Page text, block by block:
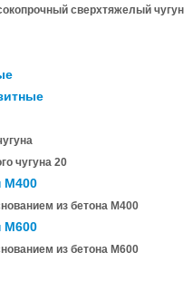
сверхтяжелый чугун
чугуна 20
М400
из бетона М400
М600
из бетона М600